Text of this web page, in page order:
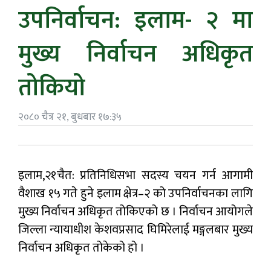
उपनिर्वाचन: इलाम- २ मा
मुख्य निर्वाचन अधिकृत
तोकियो
२०८० चैत्र २१, बुधबार १७:३५
इलाम,२१चैत: प्रतिनिधिसभा सदस्य चयन गर्न आगामी
वैशाख १५ गते हुने इलाम क्षेत्र–२ को उपनिर्वाचनका लागि
मुख्य निर्वाचन अधिकृत तोकिएको छ । निर्वाचन आयोगले
जिल्ला न्यायाधीश केशवप्रसाद घिमिरेलाई मङ्गलबार मुख्य
निर्वाचन अधिकृत तोकेको हो ।